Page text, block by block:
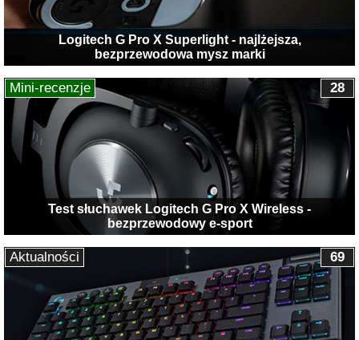
Logitech G Pro X Superlight - najlżejsza,
bezprzewodowa mysz marki
Test słuchawek Logitech G Pro X Wireless -
bezprzewodowy e-sport
28
Mini-recenzje
69
Aktualności